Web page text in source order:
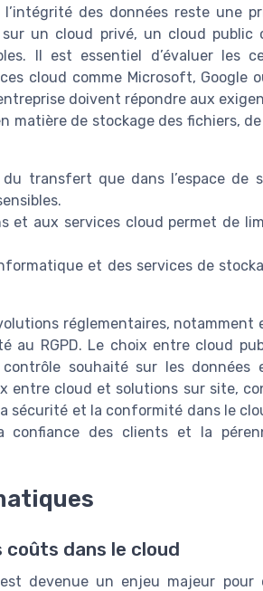
des données reste une
un cloud privé, un cloud public
Il est essentiel d’évaluer les
cloud comme Microsoft, Google
doivent répondre aux
matière de stockage des fichiers,
transfert que dans l’espace de
et aux services cloud permet de
et des services de
réglementaires, notamment
au RGPD. Le choix entre cloud
souhaité sur les données
entre cloud et solutions sur site,
sécurité et la conformité dans le
confiance des clients et la
coûts dans le cloud
devenue un enjeu majeur pour